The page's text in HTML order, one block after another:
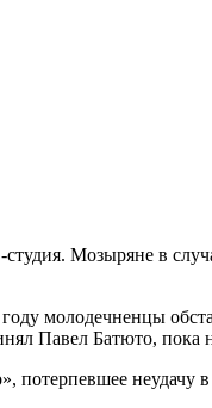
студия. Мозыряне в
молодечненцы
Павел Батюто, пока
неудачу